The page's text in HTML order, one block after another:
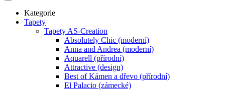
Kategorie
Tapety
Tapety AS-Creation
Absolutely Chic (moderní)
Anna and Andrea (moderní)
Aquarell (přírodní)
Attractive (design)
Best of Kámen a dřevo (přírodní)
El Palacio (zámecké)